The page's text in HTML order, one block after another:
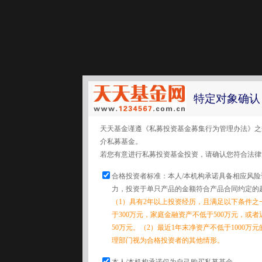
特定对象确认
天天基金谨遵《私募投资基金募集行为管理办法》
介私募基金。
若您有意进行私募投资基金投资，请确认您符合法
合格投资者标准：本人/本机构承诺具备相应风
力，投资于单只产品的金额符合产品合同约定的
（1）具有2年以上投资经历，且满足以下条件
于300万元，家庭金融资产不低于500万元，或
50万元。（2）最近1年末净资产不低于1000万
理部门视为合格投资者的其他情形。